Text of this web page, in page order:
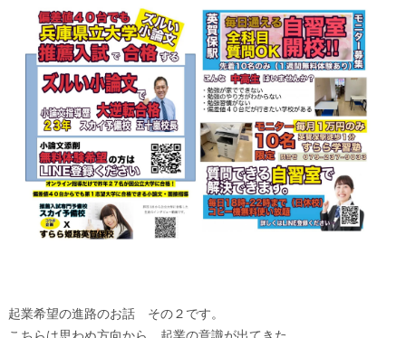
起業希望の進路のお話 その２です。